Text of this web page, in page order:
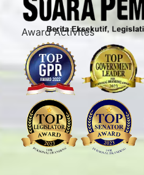
Award Activites